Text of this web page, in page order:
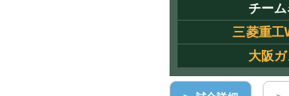
チーム
三菱重工
大阪